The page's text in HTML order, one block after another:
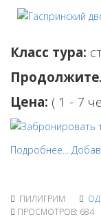
Класс тура:
Цена: ( 1 - 7
Подробнее...
ПИЛИГРИМ
ПРОСМОТРОВ: 684